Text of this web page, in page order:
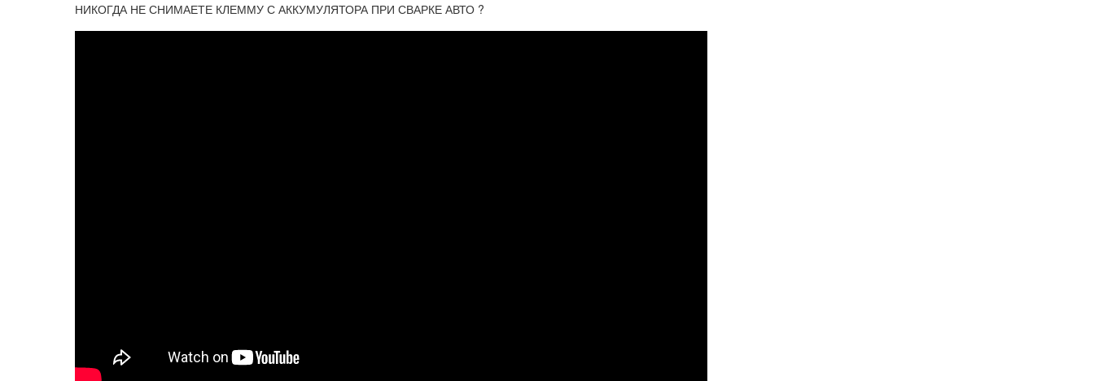
НИКОГДА НЕ СНИМАЕТЕ КЛЕММУ С АККУМУЛЯТОРА ПРИ СВАРКЕ АВТО ?